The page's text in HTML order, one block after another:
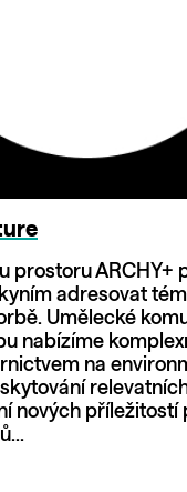
prostoru ARCHY+
adresovat
Umělecké
nabízíme
na
nových příležitostí